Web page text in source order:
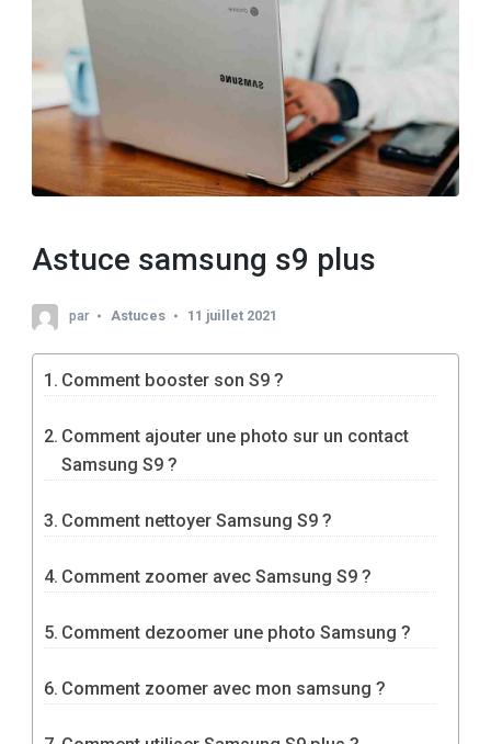
Astuce samsung s9 plus
par Astuces 11 juillet 2021
Comment booster son S9 ?
Comment ajouter une photo sur un contact
Samsung S9 ?
Comment nettoyer Samsung S9 ?
Comment zoomer avec Samsung S9 ?
Comment dezoomer une photo Samsung ?
Comment zoomer avec mon samsung ?